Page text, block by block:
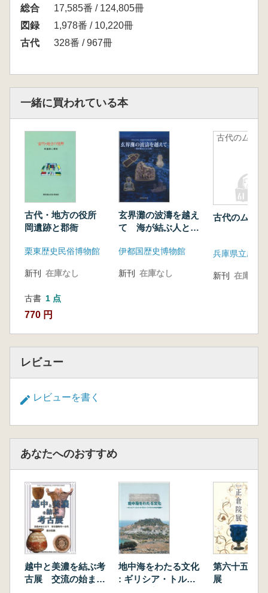
総合
17,585番 / 124,805冊
図録
1,978番 / 10,220冊
古代
328番 / 967冊
一緒に買われている本
古代・地方の役所
岡遺跡と郡衙
栗東歴史民俗博物館
新刊 在庫なし
古書 1 点
770 円
玄界灘の波濤を越え
て 海が結ぶ人と文
伊都国歴史博物館
新刊 在庫なし
古代のムラ
古代のムラ
兵庫県立歴史
新刊 在庫なし
レビュー
レビューを書く
あなたへのおすすめ
越中と美濃を結ぶ考
古展 交流の始ま
地中海をわたる文化
: ギリシア・トル
第六十五回
展